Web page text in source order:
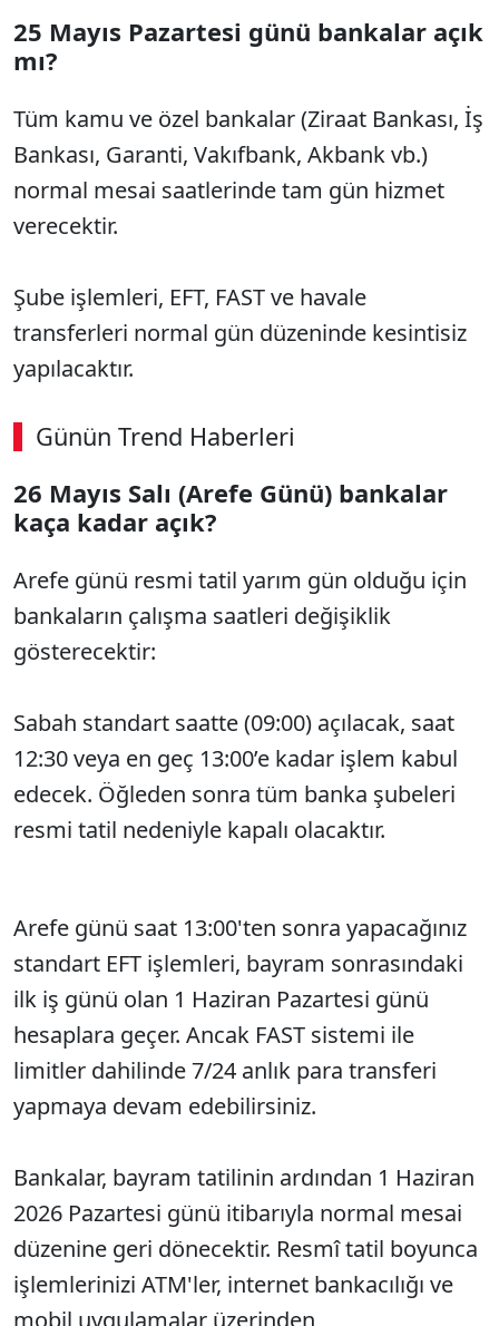
25 Mayıs Pazartesi günü bankalar açık
mı?
Tüm kamu ve özel bankalar (Ziraat Bankası, İş
Bankası, Garanti, Vakıfbank, Akbank vb.)
normal mesai saatlerinde tam gün hizmet
verecektir.
Şube işlemleri, EFT, FAST ve havale
transferleri normal gün düzeninde kesintisiz
yapılacaktır.
Günün Trend Haberleri
SÖZCÜ SON DAKİKA
26 Mayıs Salı (Arefe Günü) bankalar
kaça kadar açık?
Arefe günü resmi tatil yarım gün olduğu için
bankaların çalışma saatleri değişiklik
gösterecektir:
Sabah standart saatte (09:00) açılacak, saat
12:30 veya en geç 13:00’e kadar işlem kabul
edecek. Öğleden sonra tüm banka şubeleri
resmi tatil nedeniyle kapalı olacaktır.
Arefe günü saat 13:00'ten sonra yapacağınız
standart EFT işlemleri, bayram sonrasındaki
ilk iş günü olan 1 Haziran Pazartesi günü
hesaplara geçer. Ancak FAST sistemi ile
limitler dahilinde 7/24 anlık para transferi
yapmaya devam edebilirsiniz.
Bankalar, bayram tatilinin ardından 1 Haziran
2026 Pazartesi günü itibarıyla normal mesai
düzenine geri dönecektir. Resmî tatil boyunca
işlemlerinizi ATM'ler, internet bankacılığı ve
mobil uygulamalar üzerinden